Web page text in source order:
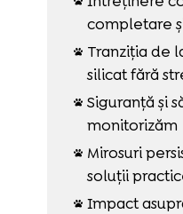
completare

Tranziția de
silicat fără
 Siguranță și
monitorizăm

Mirosuri
soluții
 Impact